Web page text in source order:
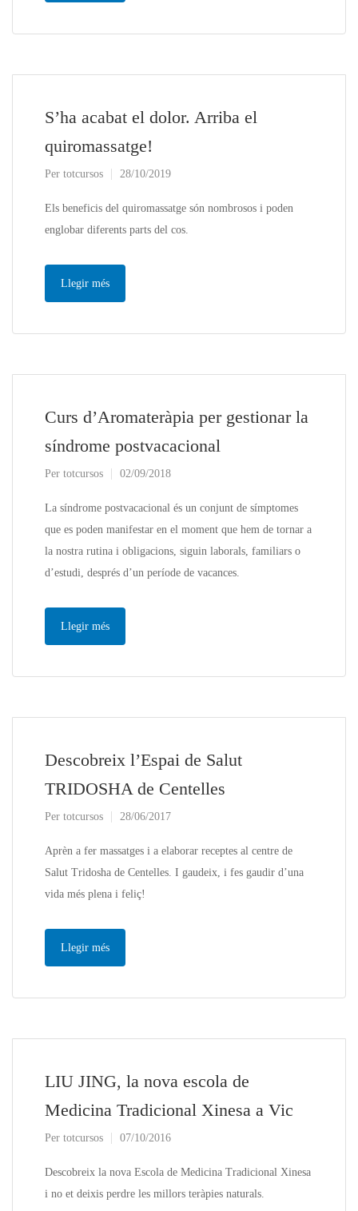
S’ha acabat el dolor. Arriba el
quiromassatge!
Per totcursos 28/10/2019
Els beneficis del quiromassatge són nombrosos i poden
englobar diferents parts del cos.
Llegir més
Curs d’Aromateràpia per gestionar la
síndrome postvacacional
Per totcursos 02/09/2018
La síndrome postvacacional és un conjunt de símptomes
que es poden manifestar en el moment que hem de tornar a
la nostra rutina i obligacions, siguin laborals, familiars o
d’estudi, després d’un període de vacances.
Llegir més
Descobreix l’Espai de Salut
TRIDOSHA de Centelles
Per totcursos 28/06/2017
Aprèn a fer massatges i a elaborar receptes al centre de
Salut Tridosha de Centelles. I gaudeix, i fes gaudir d’una
vida més plena i feliç!
Llegir més
LIU JING, la nova escola de
Medicina Tradicional Xinesa a Vic
Per totcursos 07/10/2016
Descobreix la nova Escola de Medicina Tradicional Xinesa
i no et deixis perdre les millors teràpies naturals.